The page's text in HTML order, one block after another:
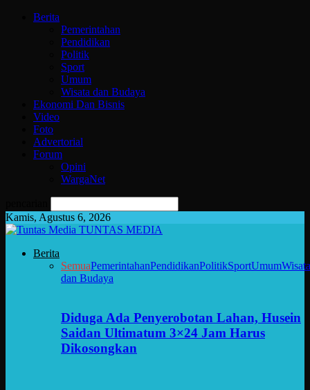
Berita
Pemerintahan
Pendidikan
Politik
Sport
Umum
Wisata dan Budaya
Ekonomi Dan Bisnis
Video
Foto
Advertorial
Forum
Opini
WargaNet
Kamis, Agustus 6, 2026
TUNTAS MEDIA
Berita
SemuaPemerintahanPendidikanPolitikSportUmumWisata
dan Budaya
Diduga Ada Penyerobotan Lahan, Husein
Saidan Ultimatum 3×24 Jam Harus
Dikosongkan